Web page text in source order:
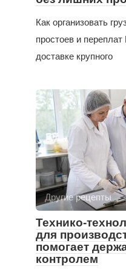
Как организовать
простоев и переплат
доставке крупного
Другие рецепты
Технико-
для
помогает
контролем